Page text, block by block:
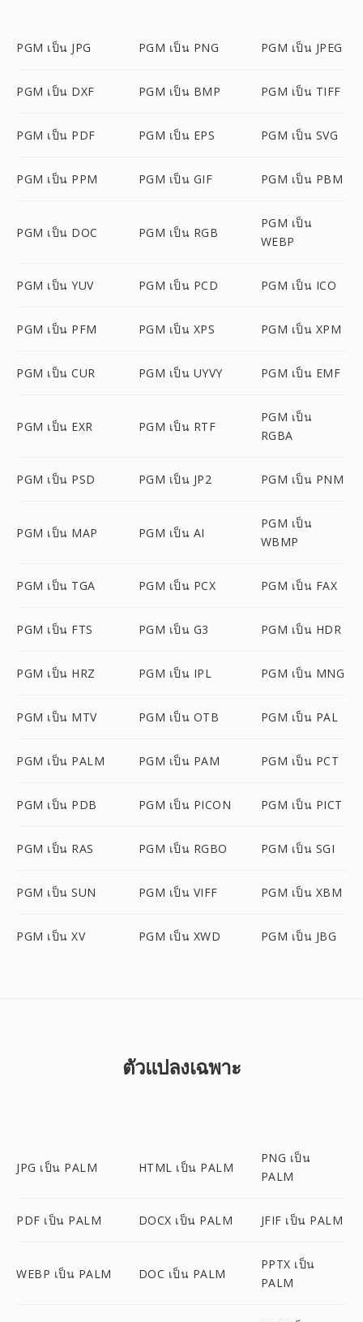
PGM เป็น JPG PGM เป็น PNG PGM เป็น JPEG
PGM เป็น DXF PGM เป็น BMP PGM เป็น TIFF
PGM เป็น PDF PGM เป็น EPS PGM เป็น SVG
PGM เป็น PPM PGM เป็น GIF PGM เป็น PBM
PGM เป็น DOC PGM เป็น RGB
PGM เป็น
WEBP
PGM เป็น YUV PGM เป็น PCD PGM เป็น ICO
PGM เป็น PFM PGM เป็น XPS PGM เป็น XPM
PGM เป็น CUR PGM เป็น UYVY PGM เป็น EMF
PGM เป็น EXR PGM เป็น RTF
PGM เป็น
RGBA
PGM เป็น PSD PGM เป็น JP2 PGM เป็น PNM
PGM เป็น MAP PGM เป็น AI
PGM เป็น
WBMP
PGM เป็น TGA PGM เป็น PCX PGM เป็น FAX
PGM เป็น FTS PGM เป็น G3 PGM เป็น HDR
PGM เป็น HRZ PGM เป็น IPL PGM เป็น MNG
PGM เป็น MTV PGM เป็น OTB PGM เป็น PAL
PGM เป็น PALM PGM เป็น PAM PGM เป็น PCT
PGM เป็น PDB PGM เป็น PICON PGM เป็น PICT
PGM เป็น RAS PGM เป็น RGBO PGM เป็น SGI
PGM เป็น SUN PGM เป็น VIFF PGM เป็น XBM
PGM เป็น XV PGM เป็น XWD PGM เป็น JBG
ตัวแปลงเฉพาะ
JPG เป็น PALM HTML เป็น PALM
PNG เป็น
PALM
PDF เป็น PALM DOCX เป็น PALM JFIF เป็น PALM
WEBP เป็น PALM DOC เป็น PALM
PPTX เป็น
PALM